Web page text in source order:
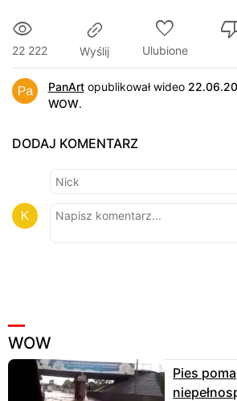
22 222 Wyślij Ulubione
PanArtopublikował wideo
WOW.
DODAJ KOMENTARZ
WOW
Pies